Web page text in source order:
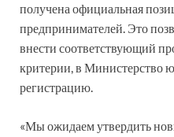
получена официальная
предпринимателей. Это
внести соответствующий
критерии, в Министерство
регистрацию.
«Мы ожидаем утвердить